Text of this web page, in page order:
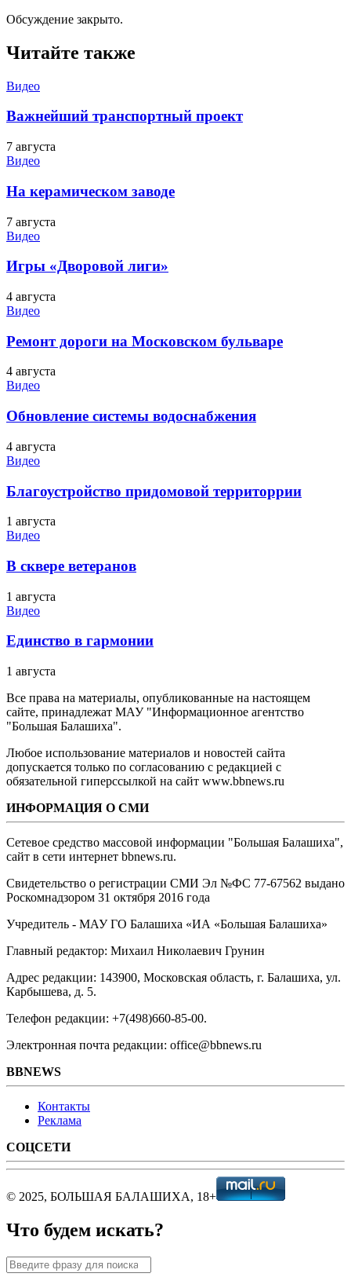
Обсуждение закрыто.
Читайте также
Видео
Важнейший транспортный проект
7 августа
Видео
На керамическом заводе
7 августа
Видео
Игры «Дворовой лиги»
4 августа
Видео
Ремонт дороги на Московском бульваре
4 августа
Видео
Обновление системы водоснабжения
4 августа
Видео
Благоустройство придомовой территоррии
1 августа
Видео
В сквере ветеранов
1 августа
Видео
Единство в гармонии
1 августа
Все права на материалы, опубликованные на настоящем
сайте, принадлежат МАУ "Информационное агентство
"Большая Балашиха".
Любое использование материалов и новостей сайта
допускается только по согласованию с редакцией с
обязательной гиперссылкой на сайт www.bbnews.ru
ИНФОРМАЦИЯ О СМИ
Сетевое средство массовой информации "Большая Балашиха",
сайт в сети интернет bbnews.ru.
Свидетельство о регистрации СМИ Эл №ФС ‎77-67562 выдано
Роскомнадзором 31 октября 2016 года
Учредитель - МАУ ГО Балашиха «ИА «Большая Балашиха»
Главный редактор: Михаил Николаевич Грунин
Адрес редакции: 143900, Московская область, г. Балашиха, ул.
Карбышева, д. 5.
Телефон редакции: +7(498)660-85-00.
Электронная почта редакции: office@bbnews.ru
BBNEWS
Контакты
Реклама
СОЦСЕТИ
© 2025, БОЛЬШАЯ БАЛАШИХА, 18+
Что будем искать?